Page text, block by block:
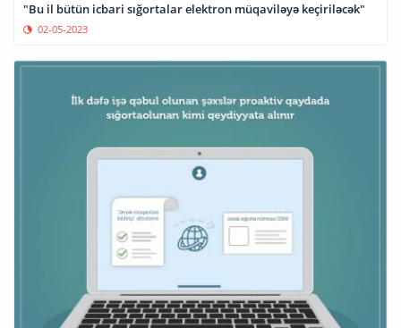
"Bu il bütün icbari sığortalar elektron müqaviləyə keçiriləcək"
02-05-2023